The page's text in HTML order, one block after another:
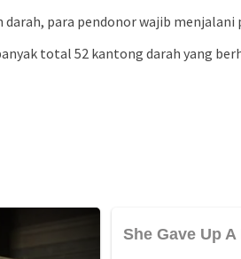
para pendonor wajib
total 52 kantong darah yang